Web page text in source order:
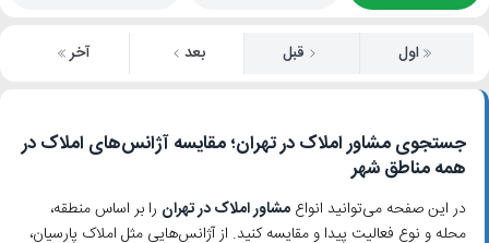
اول قبل بعد آخر
جستجوی مشاور املاک در تهران؛ مقایسه آژانس‌های املاک در
همه مناطق شهر
در این صفحه می‌توانید انواعمشاور املاک در تهران را بر اساس منطقه،
محله و نوع فعالیت پیدا و مقایسه کنید. از آژانس‌هایی مثل املاک پارسیان،